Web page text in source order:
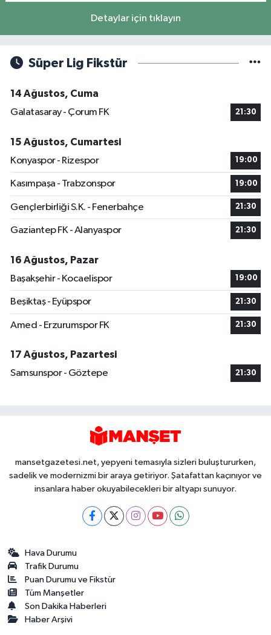
Detaylar için tıklayın
Süper Lig Fikstür
14 Ağustos, Cuma
Galatasaray - Çorum FK
21:30
15 Ağustos, Cumartesi
Konyaspor - Rizespor
19:00
Kasımpaşa - Trabzonspor 19:00
Gençlerbirliği S.K. - Fenerbahçe 21:30
Gaziantep FK - Alanyaspor 21:30
16 Ağustos, Pazar
Başakşehir - Kocaelispor
19:00
Beşiktaş - Eyüpspor 21:30
Amed - Erzurumspor FK 21:30
17 Ağustos, Pazartesi
Samsunspor - Göztepe
21:30
mansetgazetesi.net, yepyeni temasıyla sizleri buluştururken,
sadelik ve modernizmi bir araya getiriyor. Şatafattan kaçınıyor ve
insanlara haber okuyabilecekleri bir altyapı sunuyor.
Hava Durumu
Trafik Durumu
Puan Durumu ve Fikstür
Tüm Manşetler
Son Dakika Haberleri
Haber Arşivi